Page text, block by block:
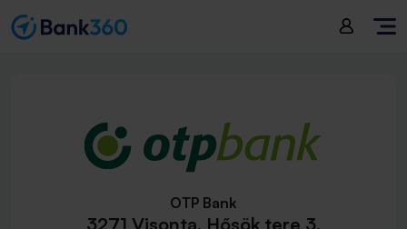
OTP Bank
3271 Visonta, Hősök tere 3.